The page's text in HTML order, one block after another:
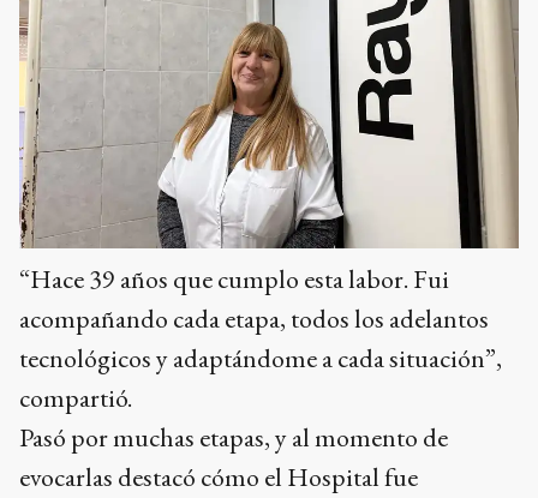
“Hace 39 años que cumplo esta labor. Fui
acompañando cada etapa, todos los adelantos
tecnológicos y adaptándome a cada situación”,
compartió.
Pasó por muchas etapas, y al momento de
evocarlas destacó cómo el Hospital fue